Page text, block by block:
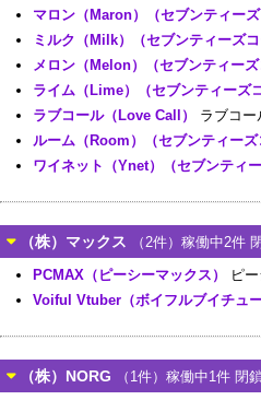
マロン（Maron）（セブンティーズ
ミルク（Milk）（セブンティーズコ
メロン（Melon）（セブンティーズ
ライム（Lime）（セブンティーズ
ラブコール（Love Call）
ラブコー
ルーム（Room）（セブンティーズ
ワイネット（Ynet）（セブンティー
（株）マックス （2件）稼働中2件
PCMAX（ピーシーマックス）
ピ
Voiful Vtuber（ボイフルブイチュー
（株）NORG （1件）稼働中1件 閉